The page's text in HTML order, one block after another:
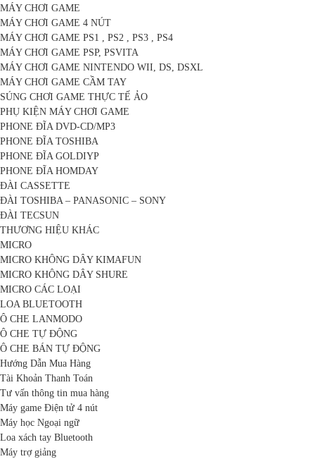
MÁY CHƠI GAME
MÁY CHƠI GAME 4 NÚT
MÁY CHƠI GAME PS1 , PS2 , PS3 , PS4
MÁY CHƠI GAME PSP, PSVITA
MÁY CHƠI GAME NINTENDO WII, DS, DSXL
MÁY CHƠI GAME CẦM TAY
SÚNG CHƠI GAME THỰC TẾ ẢO
PHỤ KIỆN MÁY CHƠI GAME
PHONE ĐĨA DVD-CD/MP3
PHONE ĐĨA TOSHIBA
PHONE ĐĨA GOLDIYP
PHONE ĐĨA HOMDAY
ĐÀI CASSETTE
ĐÀI TOSHIBA – PANASONIC – SONY
ĐÀI TECSUN
THƯƠNG HIỆU KHÁC
MICRO
MICRO KHÔNG DÂY KIMAFUN
MICRO KHÔNG DÂY SHURE
MICRO CÁC LOẠI
LOA BLUETOOTH
Ô CHE LANMODO
Ô CHE TỰ ĐỘNG
Ô CHE BÁN TỰ ĐỘNG
Hướng Dẫn Mua Hàng
Tài Khoản Thanh Toán
Tư vấn thông tin mua hàng
Máy game Điện tử 4 nút
Máy học Ngoại ngữ
Loa xách tay Bluetooth
Máy trợ giảng